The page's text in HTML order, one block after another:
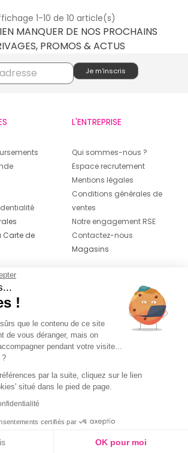
1-10 de 10 article(s)
MANQUER DE NOS PROCHAINS
PROMOS & ACTUS
Carte de
L'ENTREPRISE
Qui sommes-nous ?
Espace recrutement
Mentions légales
Conditions générales de
ventes
Notre engagement RSE
Contactez-nous
Magasins
à 16h30 & le
!
que le contenu de ce site
de vous déranger, mais on
pendant votre visite...
?
par la suite, cliquez sur le lien
situé dans le pied de page.
certifiés par
OK pour moi